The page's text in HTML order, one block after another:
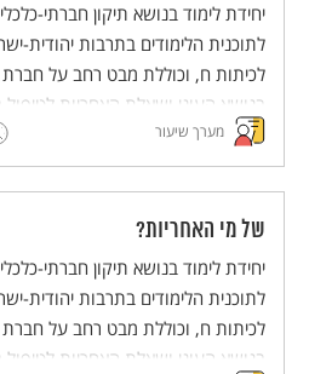
יחידת לימוד בנושא תיקון חברתי-
לתוכנית הלימודים בתרבות יהודית-
לכיתות ח, וכוללת מבט רחב על
בנושא העוני ושאלת האחריות לטיפול
מערך שיעור
של מי האחריות?
יחידת לימוד בנושא תיקון חברתי-
לתוכנית הלימודים בתרבות יהודית-
לכיתות ח, וכוללת מבט רחב על
בנושא העוני ושאלת האחריות לטיפול